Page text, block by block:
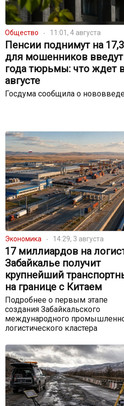
Общество 11:01, 4 августа
Пенсии поднимут на
для мошенников
года тюрьмы: что ждет
августе
Госдума сообщила о
Экономика 14:29, 3 августа
17 миллиардов на
Забайкалье получит
крупнейший
на границе с Китаем
Подробнее о первым этапе
создания Забайкальского
международного
логистического кластера